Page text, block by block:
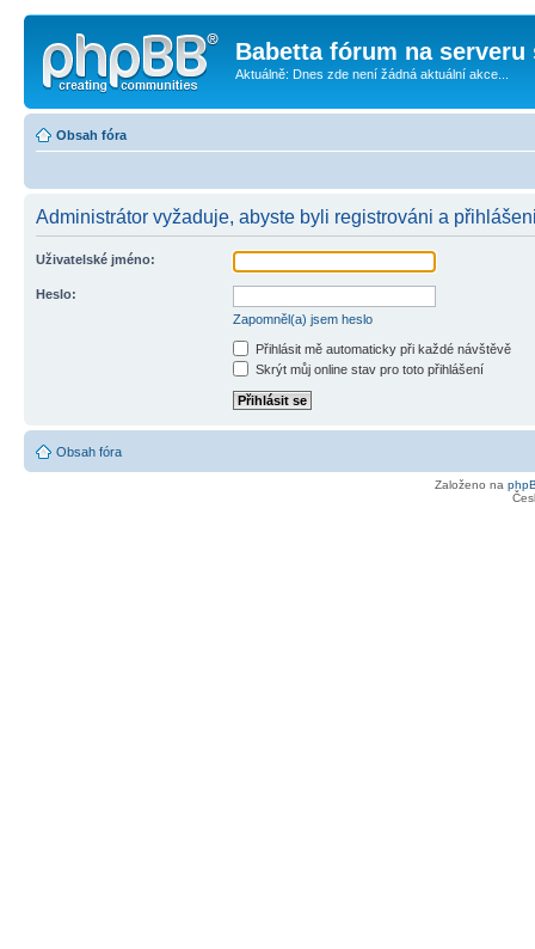
Babetta fórum na serveru
Aktuálně: Dnes zde není žádná aktuální akce...
Obsah fóra
Administrátor vyžaduje, abyste byli registrováni a
Uživatelské jméno:
Heslo:
Zapomněl(a) jsem heslo
Přihlásit mě automaticky při každé návštěvě
Skrýt můj online stav pro toto přihlášení
Obsah fóra
Založeno na